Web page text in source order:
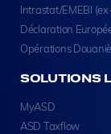
Intrastat/EMEBI
Déclaration
Opérations
SOLUTIONS
MyASD
ASD Taxflow